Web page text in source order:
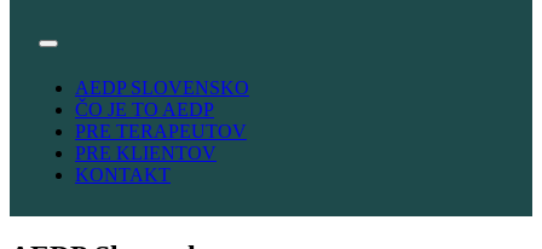
AEDP SLOVENSKO
ČO JE TO AEDP
PRE TERAPEUTOV
PRE KLIENTOV
KONTAKT